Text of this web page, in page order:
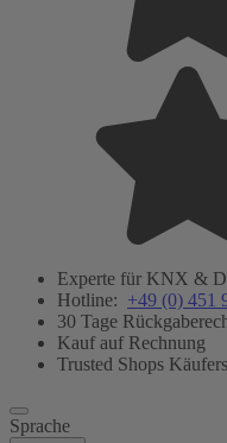
Experte für KNX &
Hotline: +49 (0) 451
30 Tage
Kauf auf Rechnung
Trusted Shops
Sprache